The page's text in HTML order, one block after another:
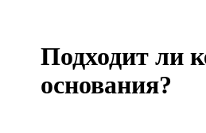
Подходит ли
основания?